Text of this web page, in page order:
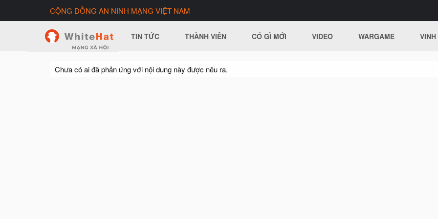
CỘNG ĐỒNG AN NINH MẠNG VIỆT NAM
TIN TỨC THÀNH VIÊN CÓ GÌ MỚI VIDEO WARGAME
Chưa có ai đã phản ứng với nội dung này được nêu ra.